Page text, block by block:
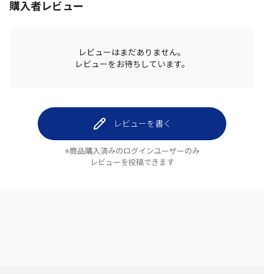
購入者レビュー
レビューはまだありません。
レビューをお待ちしています。
レビューを書く
※商品購入済みのログインユーザーのみ
レビューを投稿できます